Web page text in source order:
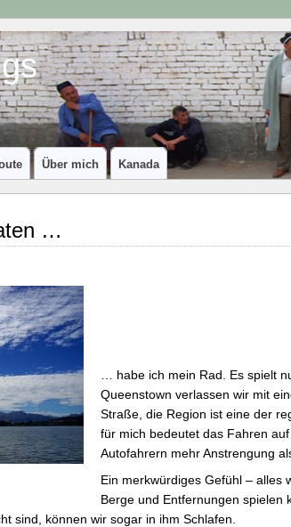
Über mich Kanada
…
… habe ich mein Rad. Es spielt
Queenstown verlassen wir mit
Straße, die Region ist eine der
für mich bedeutet das Fahren
Autofahrern mehr Anstrengung
Ein merkwürdiges Gefühl – alles
Berge und Entfernungen spielen
sind, können wir sogar in ihm Schlafen.